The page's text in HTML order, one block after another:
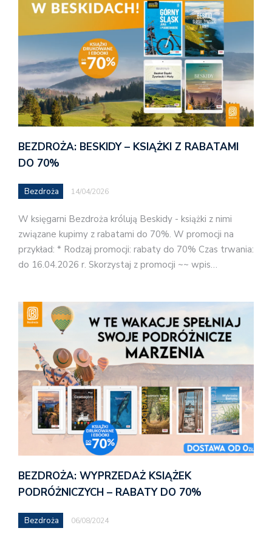
BEZDROŻA: BESKIDY – KSIĄŻKI Z RABATAMI
DO 70%
Bezdroża 14/04/2026
W księgarni Bezdroża królują Beskidy - książki z nimi
związane kupimy z rabatami do 70%. W promocji na
przykład: * Rodzaj promocji: rabaty do 70% Czas trwania:
do 16.04.2026 r. Skorzystaj z promocji ~~ wpis…
BEZDROŻA: WYPRZEDAŻ KSIĄŻEK
PODRÓŻNICZYCH – RABATY DO 70%
Bezdroża 06/08/2024